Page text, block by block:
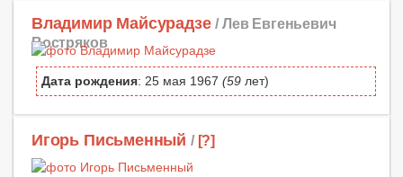
Владимир Майсурадзе / Лев Евгеньевич
Востряков
Дата рождения: 25 мая 1967 (59 лет)
Игорь Письменный / [?]